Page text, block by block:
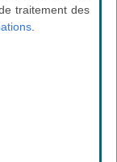
traitement des